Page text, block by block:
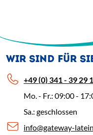
WIR SIND FÜR
+49 (0) 341 - 39 29
Mo. - Fr.: 09:00 -
Sa.: geschlossen
info@gateway-